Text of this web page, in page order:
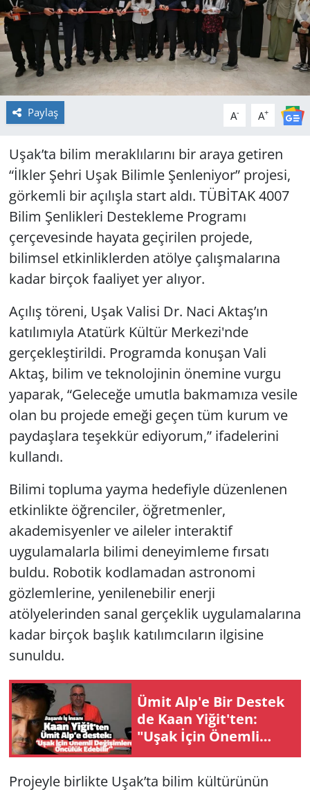
Paylaş A- A+
Uşak’ta bilim meraklılarını bir araya getiren
“İlkler Şehri Uşak Bilimle Şenleniyor” projesi,
görkemli bir açılışla start aldı. TÜBİTAK 4007
Bilim Şenlikleri Destekleme Programı
çerçevesinde hayata geçirilen projede,
bilimsel etkinliklerden atölye çalışmalarına
kadar birçok faaliyet yer alıyor.
Açılış töreni, Uşak Valisi Dr. Naci Aktaş’ın
katılımıyla Atatürk Kültür Merkezi'nde
gerçekleştirildi. Programda konuşan Vali
Aktaş, bilim ve teknolojinin önemine vurgu
yaparak, “Geleceğe umutla bakmamıza vesile
olan bu projede emeği geçen tüm kurum ve
paydaşlara teşekkür ediyorum,” ifadelerini
kullandı.
Bilimi topluma yayma hedefiyle düzenlenen
etkinlikte öğrenciler, öğretmenler,
akademisyenler ve aileler interaktif
uygulamalarla bilimi deneyimleme fırsatı
buldu. Robotik kodlamadan astronomi
gözlemlerine, yenilenebilir enerji
atölyelerinden sanal gerçeklik uygulamalarına
kadar birçok başlık katılımcıların ilgisine
sunuldu.
Ümit Alp'e Bir Destek
de Kaan Yiğit'ten:
"Uşak İçin Önemli
Değişimlere Öncülük
Projeyle birlikte Uşak’ta bilim kültürünün